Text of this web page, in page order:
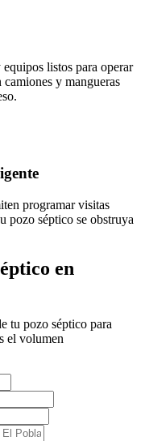
listos para operar
y mangueras
programar visitas
pozo séptico se obstruya
en
tu pozo séptico para
el volumen